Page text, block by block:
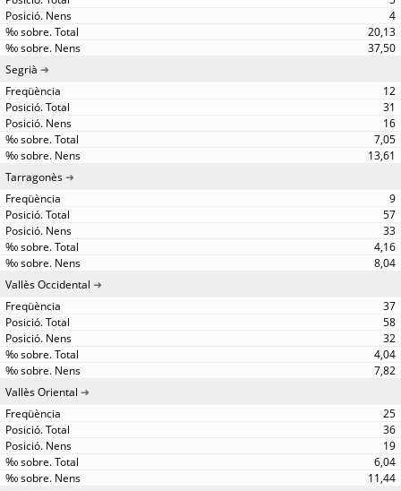
4
20,13
37,50
Segrià
12
31
16
7,05
13,61
Tarragonès
9
57
33
4,16
8,04
Vallès Occidental
37
58
32
4,04
7,82
Vallès Oriental
25
36
19
6,04
11,44